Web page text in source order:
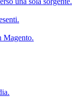
Magento.